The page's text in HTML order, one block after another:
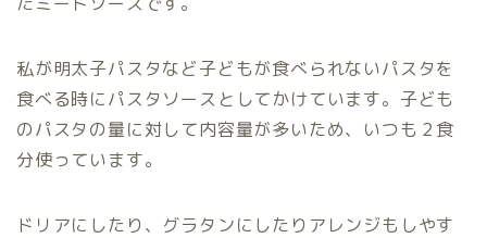
私が明太子パスタなど子どもが食べられないパスタを
食べる時にパスタソースとしてかけています。子ども
のパスタの量に対して内容量が多いため、いつも２食
分使っています。
ドリアにしたり、グラタンにしたりアレンジもしやす